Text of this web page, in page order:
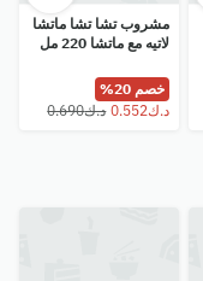
مشروب تشا تشا ماتشا
لاتيه مع ماتشا 220 مل
خصم 20%
⁦د.ك0.690⁩